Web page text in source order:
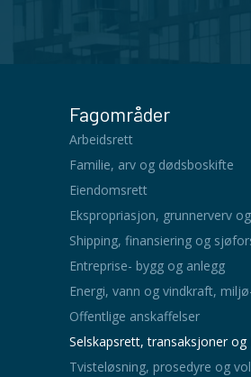
Fagområder
Arbeidsrett
Familie, arv og dødsboskifte
Eiendomsrett
Ekspropriasjon, grunnerverv
Shipping, finansiering og
Entreprise- bygg og anlegg
Energi, vann og vindkraft,
Offentlige anskaffelser
Selskapsrett, transaksjoner og
Tvisteløsning, prosedyre og